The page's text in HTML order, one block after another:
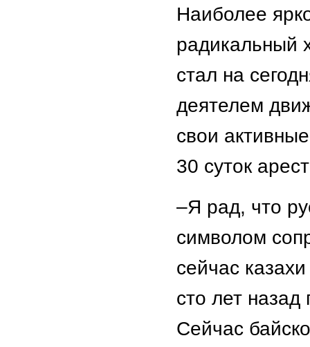
Наиболее
радикальный
стал на
деятелем
свои
30 суток
–Я рад, что
символом
сейчас
сто лет
Сейчас